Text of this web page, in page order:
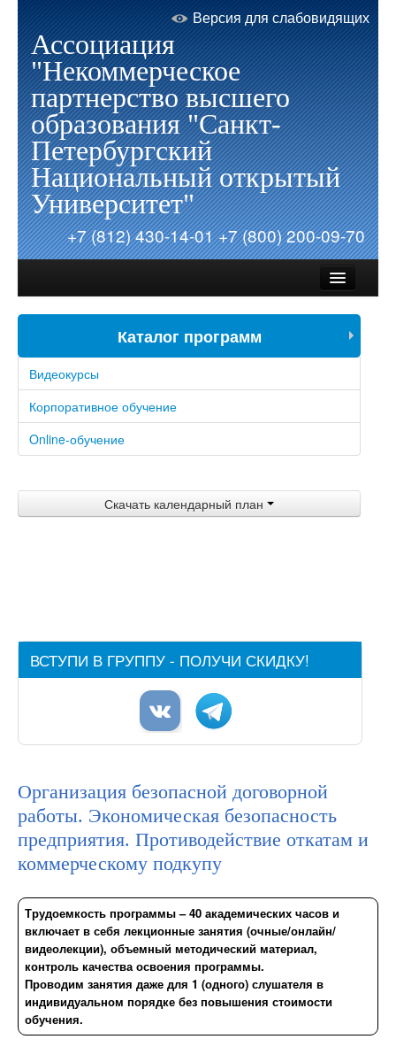
Версия для слабовидящих
Ассоциация
"Некоммерческое
партнерство высшего
образования "Санкт-
Петербургский
Национальный открытый
Университет"
+7 (812) 430-14-01+7 (800) 200-09-70
Об Университете
Запись на обучение
Отзывы
Акции и скидки
Партнеры
Каталог программ
Видеокурсы
Корпоративное обучение
Online-обучение
Скачать календарный план
ВСТУПИ В ГРУППУ - ПОЛУЧИ СКИДКУ!
Организация безопасной договорной
работы. Экономическая безопасность
предприятия. Противодействие откатам и
коммерческому подкупу
Трудоемкость программы – 40 академических часов и
включает в себя лекционные занятия (очные/онлайн/
видеолекции), объемный методический материал,
контроль качества освоения программы.
Проводим занятия даже для 1 (одного) слушателя в
индивидуальном порядке без повышения стоимости
обучения.